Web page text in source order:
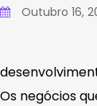
Outubro 16,
Os negócios